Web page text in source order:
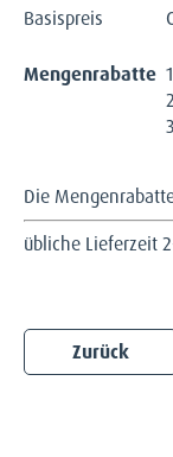
Basispreis
Mengenrabatte
Die
übliche Lieferzeit
Zurück